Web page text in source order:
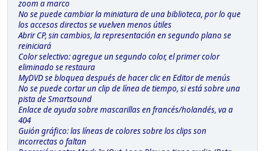
zoom a marco
No se puede cambiar la miniatura de una biblioteca, por lo que
los accesos directos se vuelven menos útiles
Abrir CP, sin cambios, la representación en segundo plano se
reiniciará
Color selectivo: agregue un segundo color, el primer color
eliminado se restaura
MyDVD se bloquea después de hacer clic en Editor de menús
No se puede cortar un clip de línea de tiempo, si está sobre una
pista de Smartsound
Enlace de ayuda sobre mascarillas en francés/holandés, va a
404
Guión gráfico: las líneas de colores sobre los clips son
incorrectas o faltan